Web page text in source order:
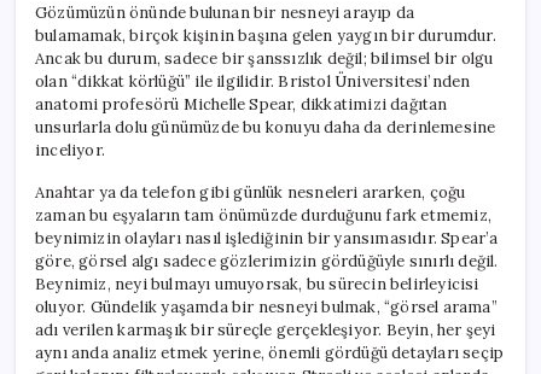
için
Gözümüzün önünde bulunan bir nesneyi arayıp da
bulamamak, birçok kişinin başına gelen yaygın bir durumdur.
Ancak bu durum, sadece bir şanssızlık değil; bilimsel bir olgu
olan “dikkat körlüğü” ile ilgilidir. Bristol Üniversitesi’nden
anatomi profesörü Michelle Spear, dikkatimizi dağıtan
unsurlarla dolu günümüzde bu konuyu daha da derinlemesine
inceliyor.
Anahtar ya da telefon gibi günlük nesneleri ararken, çoğu
zaman bu eşyaların tam önümüzde durduğunu fark etmemiz,
beynimizin olayları nasıl işlediğinin bir yansımasıdır. Spear’a
göre, görsel algı sadece gözlerimizin gördüğüyle sınırlı değil.
Beynimiz, neyi bulmayı umuyorsak, bu sürecin belirleyicisi
oluyor. Gündelik yaşamda bir nesneyi bulmak, “görsel arama”
adı verilen karmaşık bir süreçle gerçekleşiyor. Beyin, her şeyi
aynı anda analiz etmek yerine, önemli gördüğü detayları seçip